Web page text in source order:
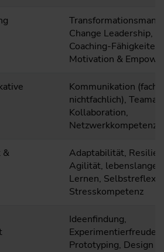
Change Leadership,
Coaching-Fähigkeiten,
Motivation &
Kommunikation
nichtfachlich),
Kollaboration,
Netzwerkkompetenz
&
Adaptabilität,
Agilität, lebenslanges
Lernen,
Stresskompetenz
Ideenfindung,
Experimentierfreude,
Prototyping, Design